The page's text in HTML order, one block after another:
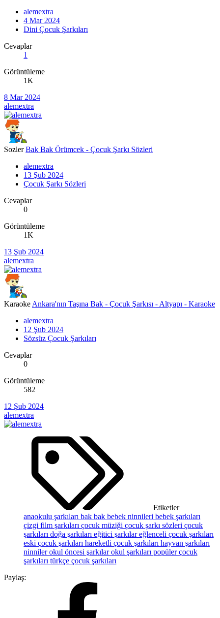
alemextra
4 Mar 2024
Dini Çocuk Şarkıları
Cevaplar
1
Görüntüleme
1K
8 Mar 2024
alemextra
Sozler Bak Bak Örümcek - Çocuk Şarkı Sözleri
alemextra
13 Şub 2024
Çocuk Şarkı Sözleri
Cevaplar
0
Görüntüleme
1K
13 Şub 2024
alemextra
Karaoke Ankara'nın Taşına Bak - Çocuk Şarkısı - Altyapı - Karaoke
alemextra
12 Şub 2024
Sözsüz Çocuk Şarkıları
Cevaplar
0
Görüntüleme
582
12 Şub 2024
alemextra
Etiketler
anaokulu şarkıları bak bak bebek ninnileri bebek şarkıları
çizgi film şarkıları çocuk müziği çocuk şarkı sözleri çocuk
şarkıları doğa şarkıları eğitici şarkılareğlenceli çocuk şarkıları
eski çocuk şarkıları hareketli çocuk şarkıları hayvan şarkıları
ninnilerokul öncesi şarkılarokul şarkıları popüler çocuk
şarkıları türkçe çocuk şarkıları
Paylaş: